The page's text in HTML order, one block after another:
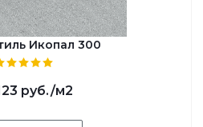
Икопал 300
руб./м2